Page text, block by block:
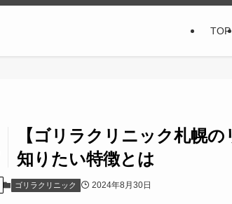
TOP
【ゴリラクリニック札幌
知りたい特徴とは
ゴリラクリニック 2024年8月30日